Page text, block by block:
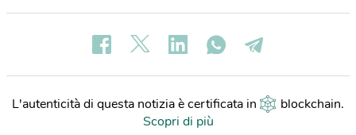
L'autenticità di questa notizia è certificata in blockchain.
Scopri di più